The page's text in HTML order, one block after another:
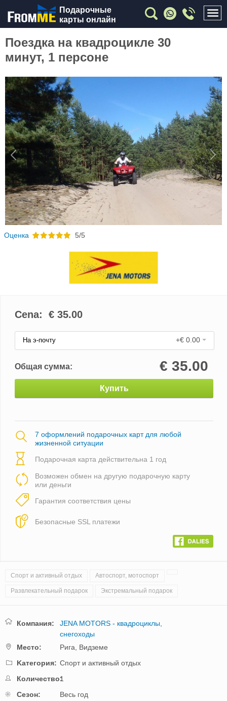
Подарочные
карты онлайн
Поездка на квадроцикле 30
минут, 1 персоне
Previous
Oценка 5/5
Cena: € 35.00
На э-почту +€ 0.00
Общая сумма: € 35.00
Купить
7 оформлений подарочных карт для любой
жизненной ситуации
Подарочная карта действительна 1 год
Возможен обмен на другую подарочную карту
или деньги
Гарантия соответствия цены
Безопасные SSL платежи
Спорт и активный отдых Автоспорт, мотоспорт
Развлекательный подарок Экстремальный подарок
Компания:
JENA MOTORS - квадроциклы,
снегоходы
Mестo:
Рига,
Видземе
Kатегория: Спорт и активный отдых
Количество:1
Cезон:
Весь год